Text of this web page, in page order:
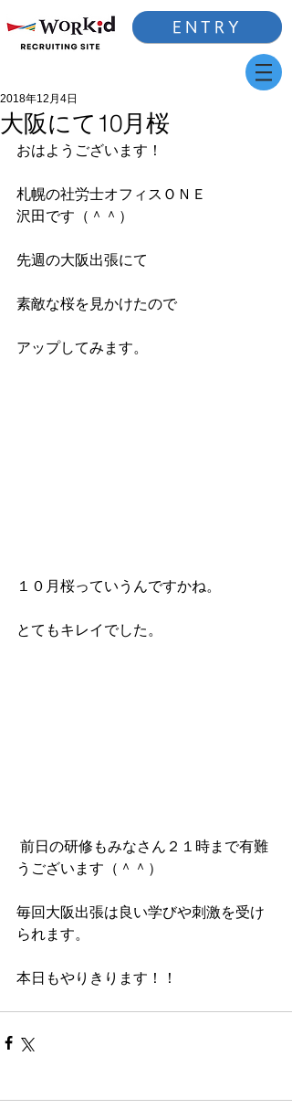
ENTRY
大阪にて10月桜
2018年12月4日
おはようございます！
札幌の社労士オフィスＯＮＥ
沢田です（＾＾）
先週の大阪出張にて
素敵な桜を見かけたので
アップしてみます。
１０月桜っていうんですかね。
とてもキレイでした。
うございます（＾＾）
毎回大阪出張は良い学びや刺激を受け
られます。
本日もやりきります！！